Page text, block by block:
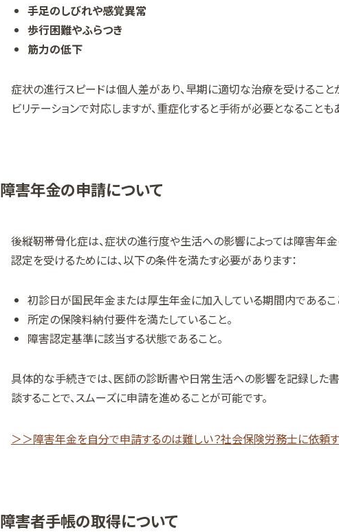
手足のしびれや感覚異常
歩行困難やふらつき
筋力の低下
症状の進行スピードは個人差があり、早期に適切な治療を受けるこ
ビリテーションで対応しますが、重症化すると手術が必要となることも
障害年金の申請について
後縦靭帯骨化症は、症状の進行度や生活への影響によっては障害年
認定を受けるためには、以下の条件を満たす必要があります：
初診日が国民年金または厚生年金に加入している期間内であるこ
所定の保険料納付要件を満たしていること。
障害認定基準に該当する状態であること。
具体的な手続きでは、医師の診断書や日常生活への影響を記録した
談することで、スムーズに申請を進めることが可能です。
＞＞障害年金を自分で申請するのは難しい？社会保険労務士に依頼す
障害者手帳の取得について